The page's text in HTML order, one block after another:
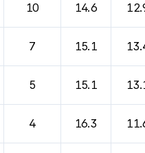
10 14.6
7 15.1
5 15.1
4 16.3